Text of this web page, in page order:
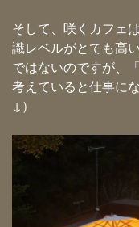
そして、咲くカフェ
識レベルがとても高
ではないのですが、
考えていると仕事に
↓）